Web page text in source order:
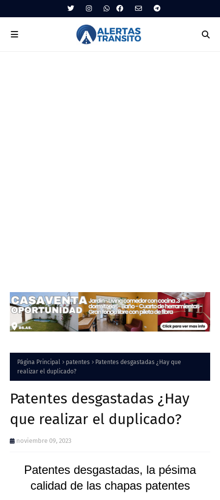
Página Principal patentes
Patentes desgastadas ¿Hay que
realizar el duplicado?
Patentes desgastadas ¿Hay
que realizar el duplicado?
noviembre 09, 2023
Patentes desgastadas, la pésima
calidad de las chapas patentes